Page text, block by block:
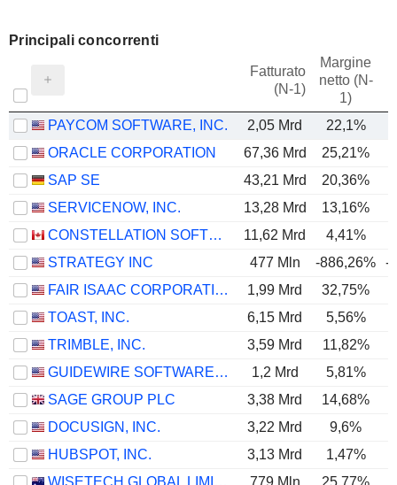
Principali concorrenti
Fatturato
(N-1)
Margine
netto (N-
1)
PAYCOM SOFTWARE, INC. 2,05 Mrd 22,1%
ORACLE CORPORATION
67,36 Mrd 25,21%
SAP SE
43,21 Mrd 20,36%
SERVICENOW, INC.
13,28 Mrd 13,16%
CONSTELLATION SOFTWARE INC.
11,62 Mrd 4,41%
STRATEGY INC
477 Mln -886,26%
-
FAIR ISAAC CORPORATION
1,99 Mrd 32,75%
TOAST, INC.
6,15 Mrd
5,56%
TRIMBLE, INC.
3,59 Mrd 11,82%
GUIDEWIRE SOFTWARE, INC.
1,2 Mrd 5,81%
SAGE GROUP PLC
3,38 Mrd 14,68%
DOCUSIGN, INC.
3,22 Mrd 9,6%
HUBSPOT, INC.
3,13 Mrd 1,47%
WISETECH GLOBAL LIMITED
779 Mln 25,77%